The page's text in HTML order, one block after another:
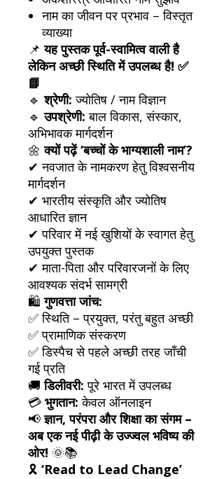
नाम का जीवन पर प्रभाव – विस्तृत
व्याख्या
📌यह पुस्तक पूर्व-स्वामित्व वाली है
लेकिन अच्छी स्थिति में उपलब्ध है! ✅
📘
🔹श्रेणी: ज्योतिष / नाम विज्ञान
🔹उपश्रेणी: बाल विकास, संस्कार,
अभिभावक मार्गदर्शन
🌼क्यों पढ़ें ‘बच्चों के भाग्यशाली नाम’?
✔ नवजात के नामकरण हेतु विश्वसनीय
मार्गदर्शन
✔ भारतीय संस्कृति और ज्योतिष
आधारित ज्ञान
✔ परिवार में नई खुशियों के स्वागत हेतु
उपयुक्त पुस्तक
✔ माता-पिता और परिवारजनों के लिए
आवश्यक संदर्भ सामग्री
🛍️गुणवत्ता जांच:
✅ स्थिति – प्रयुक्त, परंतु बहुत अच्छी
✅ प्रामाणिक संस्करण
✅ डिस्पैच से पहले अच्छी तरह जाँची
गई प्रति
🚚डिलीवरी: पूरे भारत में उपलब्ध
💳 भुगतान: केवल ऑनलाइन
📢ज्ञान, परंपरा और शिक्षा का संगम –
अब एक नई पीढ़ी के उज्ज्वल भविष्य की
ओर! 🌞📚
🎗 ‘Read to Lead Change’